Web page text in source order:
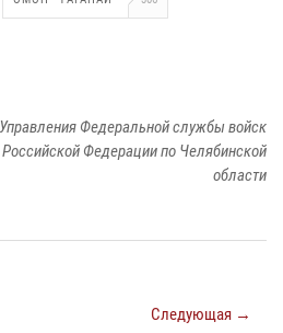
Федеральной службы войск
Федерации по Челябинской
области
Следующая →